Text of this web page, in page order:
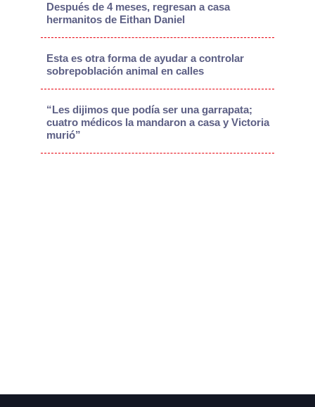
Después de 4 meses, regresan a casa
hermanitos de Eithan Daniel
Esta es otra forma de ayudar a controlar
sobrepoblación animal en calles
“Les dijimos que podía ser una garrapata;
cuatro médicos la mandaron a casa y Victoria
murió”